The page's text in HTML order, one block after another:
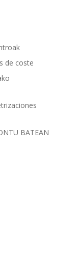
de coste
BATEAN